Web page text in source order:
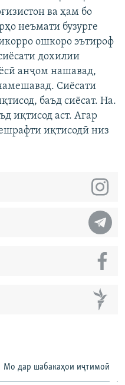
ва ҳам бо
неъмати бузурге
ошкоро эътироф
дохилии
анҷом нашавад,
Сиёсати
баъд сиёсат. На.
иқтисод аст. Агар
иқтисодӣ низ
Мо дар шабакаҳои иҷтимоӣ